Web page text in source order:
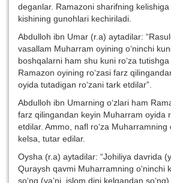
deganlar. Ramazoni sharifning kelishiga
kishining gunohlari kechiriladi.
Abdulloh ibn Umar (r.a) aytadilar:
vasallam Muharram oyining o‘ninchi
boshqalarni ham shu kuni ro‘za
Ramazon oyining ro‘zasi farz
oyida tutadigan ro‘zani tark etdilar”.
Abdulloh ibn Umarning o‘zlari ham
farz qilingandan keyin Muharram oyida
etdilar. Ammo, nafl ro‘za Muharramning
kelsa, tutar edilar.
Oysha (r.a) aytadilar: “Johiliya davrida
Quraysh qavmi Muharramning o‘ninchi
so‘ng (ya’ni, islom dini kelgandan